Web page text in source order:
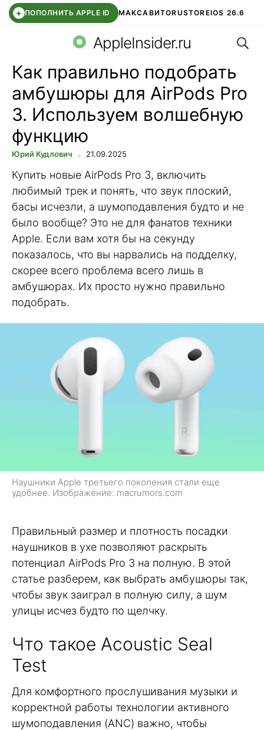
+ ПОПОЛНИТЬ APPLE ID МАКСАВИТОRUSTOREIOS 26.6
СБЕР КИДС ВТБ ОНЛАЙН ЧАТ В ROBLOX
AppleInsider.ru
Как правильно подобрать
амбушюры для AirPods Pro
3. Используем волшебную
функцию
Юрий Кудлович 21.09.2025
Купить новые AirPods Pro 3, включить
любимый трек и понять, что звук плоский,
басы исчезли, а шумоподавления будто и не
было вообще? Это не для фанатов техники
Apple. Если вам хотя бы на секунду
показалось, что вы нарвались на подделку,
скорее всего проблема всего лишь в
амбушюрах. Их просто нужно правильно
подобрать.
Наушники Apple третьего поколения стали еще
удобнее. Изображение: macrumors.com
Правильный размер и плотность посадки
наушников в ухе позволяют раскрыть
потенциал AirPods Pro 3 на полную. В этой
статье разберем, как выбрать амбушюры так,
чтобы звук заиграл в полную силу, а шум
улицы исчез будто по щелчку.
Что такое Acoustic Seal
Test
Для комфортного прослушивания музыки и
корректной работы технологии активного
шумоподавления (ANC) важно, чтобы